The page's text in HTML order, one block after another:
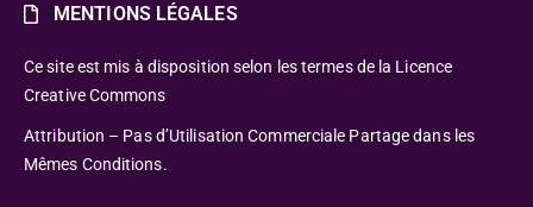
MENTIONS LÉGALES
Ce site est mis à disposition selon les termes de la Licence
Creative Commons
Attribution – Pas d’Utilisation Commerciale Partage dans les
Mêmes Conditions.